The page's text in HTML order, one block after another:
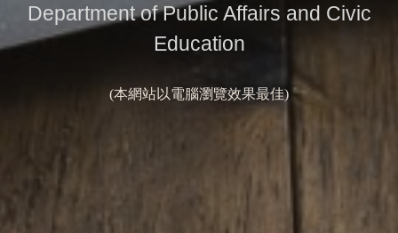
Department of Public Affairs and Civic
Education
​(本網站以電腦瀏覽效果最佳)